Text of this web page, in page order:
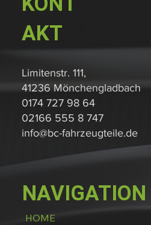
NAVIGATION
HOME
AKT
Limitenstr. 111,
41236 Mönchengladbach
0174 727 98 64
02166 555 8 747
info@bc-fahrzeugteile.de